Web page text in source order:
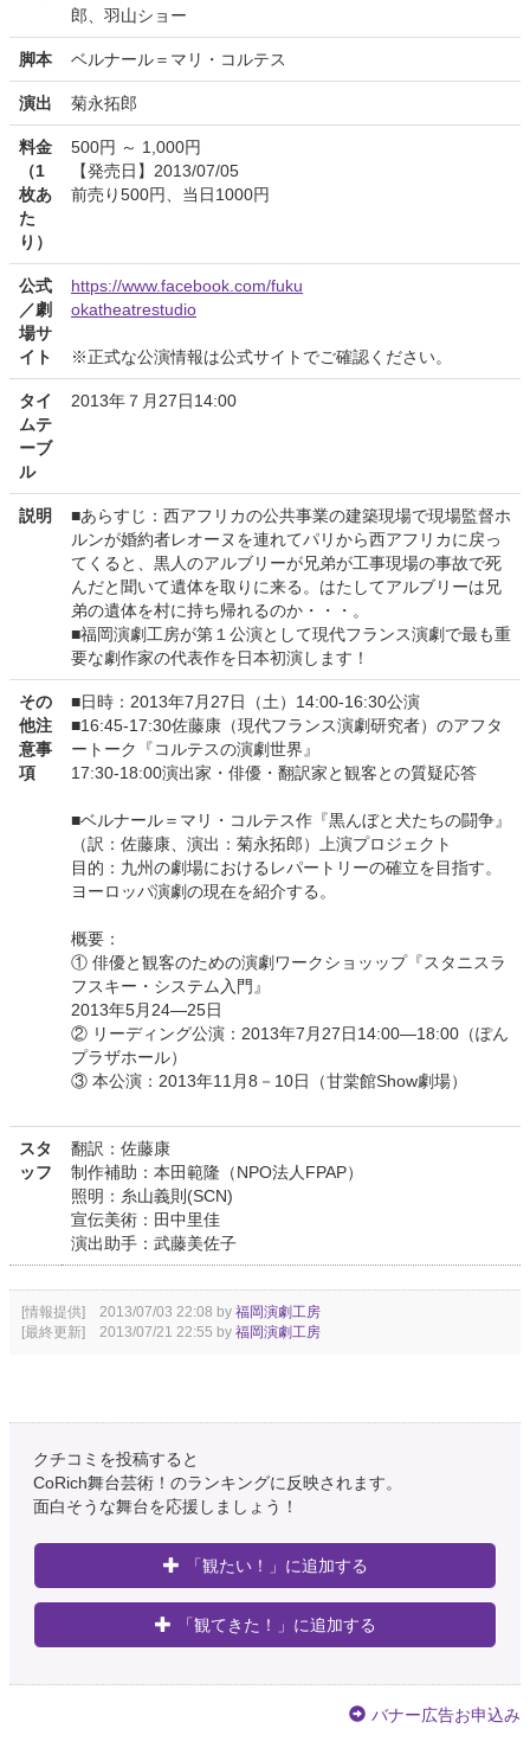
郎、羽山ショー
脚本 ベルナール＝マリ・コルテス
演出 菊永拓郎
料金
（1
枚あ
た
り）
500円 ～ 1,000円
【発売日】2013/07/05
前売り500円、当日1000円
公式
／劇
場サ
イト
https://www.facebook.com/fuku
okatheatrestudio
※正式な公演情報は公式サイトでご確認ください。
タイ
ムテ
ーブ
ル
2013年７月27日14:00
説明
■あらすじ：西アフリカの公共事業の建築現場で現場監督ホ
ルンが婚約者レオーヌを連れてパリから西アフリカに戻っ
てくると、黒人のアルブリーが兄弟が工事現場の事故で死
んだと聞いて遺体を取りに来る。はたしてアルブリーは兄
弟の遺体を村に持ち帰れるのか・・・。
■福岡演劇工房が第１公演として現代フランス演劇で最も重
要な劇作家の代表作を日本初演します！
その
他注
意事
項
■日時：2013年7月27日（土）14:00-16:30公演
■16:45-17:30佐藤康（現代フランス演劇研究者）のアフタ
ートーク『コルテスの演劇世界』
17:30-18:00演出家・俳優・翻訳家と観客との質疑応答
■ベルナール＝マリ・コルテス作『黒んぼと犬たちの闘争』
（訳：佐藤康、演出：菊永拓郎）上演プロジェクト
目的：九州の劇場におけるレパートリーの確立を目指す。
ヨーロッパ演劇の現在を紹介する。
概要：
① 俳優と観客のための演劇ワークショッップ『スタニスラ
フスキー・システム入門』
2013年5月24―25日
② リーディング公演：2013年7月27日14:00―18:00（ぽん
プラザホール）
③ 本公演：2013年11月8－10日（甘棠館Show劇場）
スタ
ッフ
翻訳：佐藤康
制作補助：本田範隆（NPO法人FPAP）
照明：糸山義則(SCN)
宣伝美術：田中里佳
演出助手：武藤美佐子
[情報提供] 2013/07/03 22:08 by 福岡演劇工房
[最終更新] 2013/07/21 22:55 by 福岡演劇工房
クチコミを投稿すると
CoRich舞台芸術！のランキングに反映されます。
面白そうな舞台を応援しましょう！
「観たい！」に追加する
「観てきた！」に追加する
バナー広告お申込み